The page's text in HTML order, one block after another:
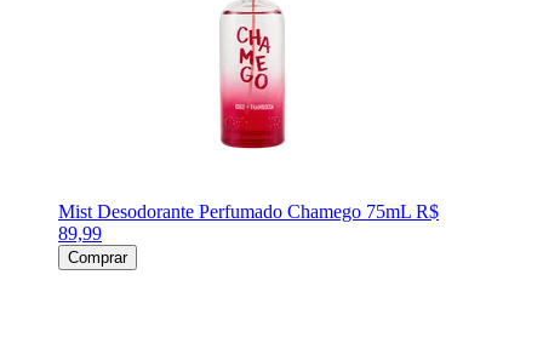
Mist Desodorante Perfumado Chamego 75mL R$
89,99
Comprar